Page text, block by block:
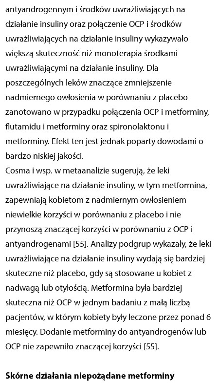
antyandrogennym i środków uwrażliwiających na
działanie insuliny oraz połączenie OCP i środków
uwrażliwiających na działanie insuliny wykazywało
większą skuteczność niż monoterapia środkami
uwrażliwiającymi na działanie insuliny. Dla
poszczególnych leków znaczące zmniejszenie
nadmiernego owłosienia w porównaniu z placebo
zanotowano w przypadku połączenia OCP i metforminy,
flutamidu i metforminy oraz spironolaktonu i
metforminy. Efekt ten jest jednak poparty dowodami o
bardzo niskiej jakości.
Cosma i wsp. w metaanalizie sugerują, że leki
uwrażliwiające na działanie insuliny, w tym metformina,
zapewniają kobietom z nadmiernym owłosieniem
niewielkie korzyści w porównaniu z placebo i nie
przynoszą znaczącej korzyści w porównaniu z OCP i
antyandrogenami [55]. Analizy podgrup wykazały, że leki
uwrażliwiające na działanie insuliny wydają się bardziej
skuteczne niż placebo, gdy są stosowane u kobiet z
nadwagą lub otyłością. Metformina była bardziej
skuteczna niż OCP w jednym badaniu z małą liczbą
pacjentów, w którym kobiety były leczone przez ponad 6
miesięcy. Dodanie metforminy do antyandrogenów lub
OCP nie zapewniło znaczącej korzyści [55].
Skórne działania niepożądane metforminy